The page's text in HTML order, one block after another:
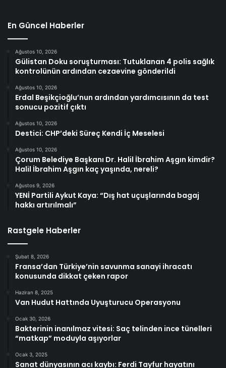
En Güncel Haberler
Ağustos 10, 2026
Gülistan Doku soruşturması: Tutuklanan 4 polis sağlık
kontrolünün ardından cezaevine gönderildi
Ağustos 10, 2026
Erdal Beşikçioğlu’nun ardından yardımcısının da test
sonucu pozitif çıktı
Ağustos 10, 2026
Destici: CHP’deki Süreç Kendi İç Meselesi
Ağustos 10, 2026
Çorum Belediye Başkanı Dr. Halil İbrahim Aşgın kimdir?
Halil İbrahim Aşgın kaç yaşında, nereli?
Ağustos 9, 2026
YENİ Partili Aykut Kaya: “Dış hat uçuşlarında bagaj
hakkı artırılmalı”
Rastgele Haberler
Şubat 8, 2026
Fransa’dan Türkiye’nin savunma sanayi ihracatı
konusunda dikkat çeken rapor
Haziran 8, 2025
Van Hudut Hattında Uyuşturucu Operasyonu
Ocak 30, 2026
Bakterinin inanılmaz vitesi: Saç telinden ince tünelleri
“matkap” moduyla aşıyorlar
Ocak 3, 2025
Sanat dünyasının acı kaybı: Ferdi Tayfur hayatını